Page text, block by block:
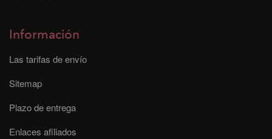
Información
Las tarifas de envío
Sitemap
Plazo de entrega
Enlaces afiliados